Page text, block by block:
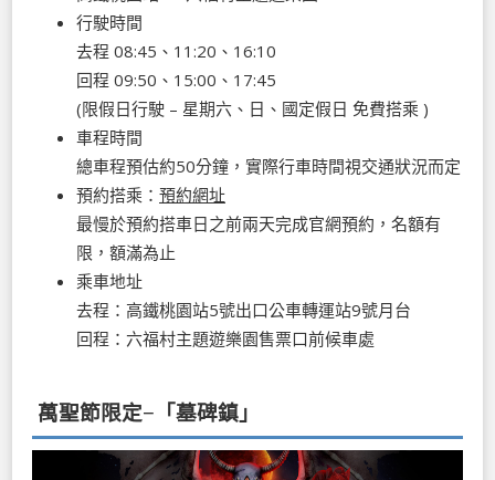
行駛時間
去程 08:45、11:20、16:10
回程 09:50、15:00、17:45
(限假日行駛 – 星期六、日、國定假日 免費搭乘 )
車程時間
總車程預估約50分鐘，實際行車時間視交通狀況而定
預約搭乘： 預約網址
最慢於預約搭車日之前兩天完成官網預約，名額有
限，額滿為止
乘車地址
去程：高鐵桃園站5號出口公車轉運站9號月台
回程：六福村主題遊樂園售票口前候車處
萬聖節限定−「墓碑鎮」